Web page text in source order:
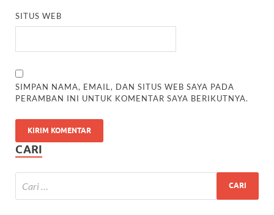
SITUS WEB
SIMPAN NAMA, EMAIL, DAN SITUS WEB SAYA PADA
PERAMBAN INI UNTUK KOMENTAR SAYA BERIKUTNYA.
CARI